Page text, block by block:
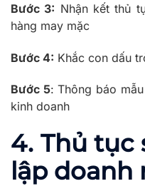
Bước 3: Nhận kết thủ
hàng may mặc
Bước 4: Khắc con dấu
Bước 5: Thông báo
kinh doanh
4. Thủ tục
lập doanh